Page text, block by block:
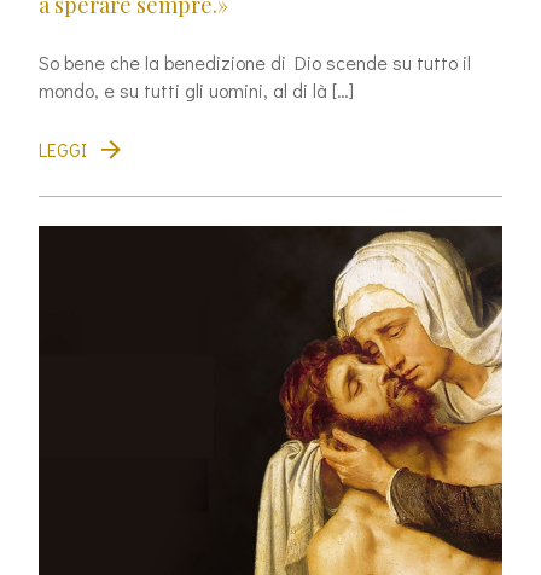
So bene che la benedizione di Dio scende su tutto il
mondo, e su tutti gli uomini, al di là […]
LEGGI